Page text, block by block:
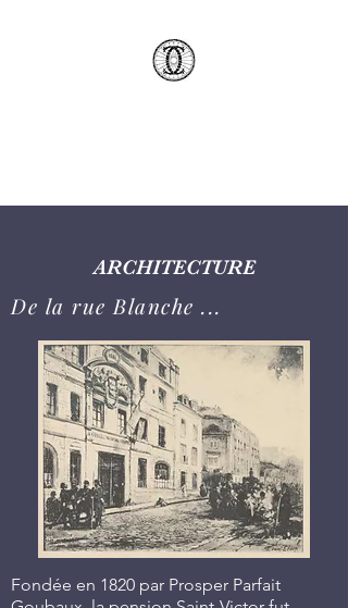
ARCHITECTURE
De la rue Blanche ...
Fondée en 1820 par Prosper Parfait